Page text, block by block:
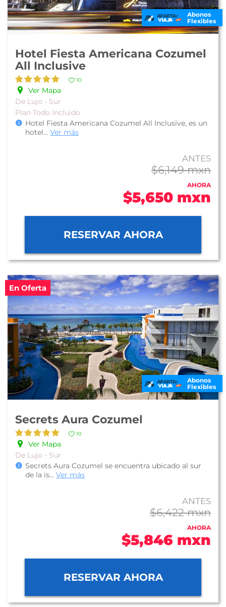
Abonos
Flexibles
Hotel Fiesta Americana Cozumel
All Inclusive
10
Ver Mapa
De Lujo - Sur
Plan Todo Incluido
Hotel Fiesta Americana Cozumel All Inclusive, es un
hotel... Ver más
ANTES
$6,149 mxn
AHORA
$5,650 mxn
RESERVAR AHORA
En Oferta
Abonos
Flexibles
Secrets Aura Cozumel
10
Ver Mapa
De Lujo - Sur
Secrets Aura Cozumel se encuentra ubicado al sur
de la is... Ver más
ANTES
$6,422 mxn
AHORA
$5,846 mxn
RESERVAR AHORA